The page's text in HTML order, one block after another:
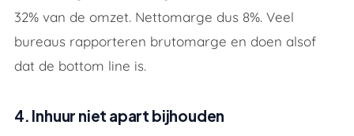
32% van de omzet. Nettomarge dus 8%. Veel
bureaus rapporteren brutomarge en doen alsof
dat de bottom line is.
4. Inhuur niet apart bijhouden